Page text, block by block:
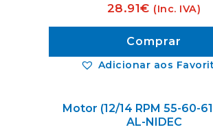
Adicionar aos
28.91€ (Inc. IVA)
Comprar
Motor (12/14 RPM 55-60-
AL-NIDEC